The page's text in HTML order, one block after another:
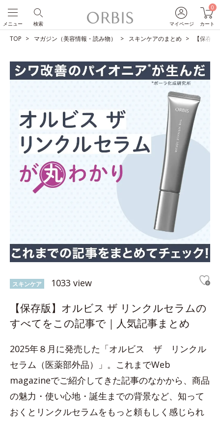
マイページ
0
カート
検索
メニュー
TOP マガジン（美容情報・読み物） スキンケアのまとめ 【保存
スキンケア 1033 view
【保存版】オルビス ザ リンクルセラムの
すべてをこの記事で｜人気記事まとめ
2025年８月に発売した「オルビス ザ リンクル
セラム（医薬部外品）」。これまでWeb
magazineでご紹介してきた記事のなかから、商品
の魅力・使い心地・誕生までの背景など、知って
おくとリンクルセラムをもっと頼もしく感じられ